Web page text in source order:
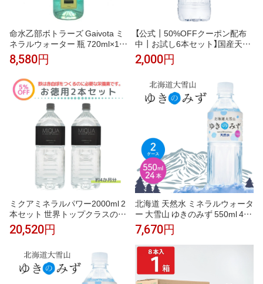
命水乙部ボトラーズ Gaivota ミ
ネラルウォーター 瓶 720ml×12
本【1ケース】 ガイヴォータ
8,580円
【公式┃50%OFFクーポン配布
中┃お試し6本セット】国産天然
水 シリカさま 525ml [シリカ水
シリカ75mg ケイ素 ミネラルウ
州産 大分県 通販 30代 40代 50
代 ギフト プレゼント
2,000円
ミクアミネラルパワー2000ml 2
本セット 世界トップクラスのミ
ネラル含有量 30種類のミネラル
が簡単に摂れる ミネラルサプリ
ーターの素 生体ミネラル 超ミネ
ラル水 名水 天然水 送料無料
20,520円
北海道 天然水 ミネラルウォータ
ー 大雪山 ゆきのみず 550ml 48
本 (24本×2ケース) 送料無料 軟
水 硬度59 国産 水 ペットボトル
箱買い ケース まとめ買い 備蓄
水 非常用 防災 保存水 おいしい
水 北海道の水 ギフト お中元 ギ
フト お中元 ギフト 人気
7,670円